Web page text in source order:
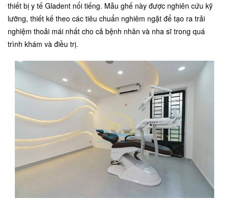
thiết bị y tế Gladent nổi tiếng. Mẫu ghế này được nghiên cứu kỹ
lưỡng, thiết kế theo các tiêu chuẩn nghiêm ngặt để tạo ra trải
nghiệm thoải mái nhất cho cả bệnh nhân và nha sĩ trong quá
trình khám và điều trị.